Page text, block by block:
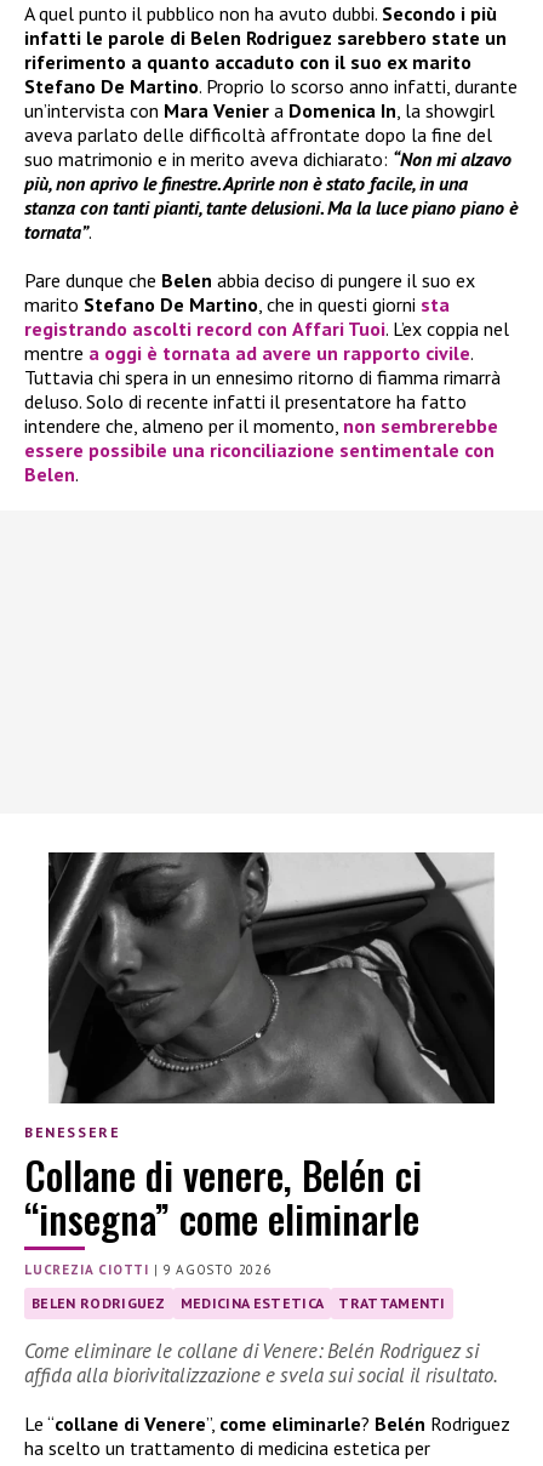
A quel punto il pubblico non ha avuto dubbi. Secondo i più
infatti le parole di Belen Rodriguez sarebbero state un
riferimento a quanto accaduto con il suo ex marito
Stefano De Martino. Proprio lo scorso anno infatti, durante
un’intervista con Mara Venier a Domenica In, la showgirl
aveva parlato delle difficoltà affrontate dopo la fine del
suo matrimonio e in merito aveva dichiarato: “Non mi alzavo
più, non aprivo le finestre. Aprirle non è stato facile, in una
stanza con tanti pianti, tante delusioni. Ma la luce piano piano è
tornata”.
Pare dunque che Belen abbia deciso di pungere il suo ex
marito Stefano De Martino, che in questi giorni sta
registrando ascolti record con Affari Tuoi. L’ex coppia nel
mentre a oggi è tornata ad avere un rapporto civile.
Tuttavia chi spera in un ennesimo ritorno di fiamma rimarrà
deluso. Solo di recente infatti il presentatore ha fatto
intendere che, almeno per il momento, non sembrerebbe
essere possibile una riconciliazione sentimentale con
Belen.
BENESSERE
Collane di venere, Belén ci
“insegna” come eliminarle
LUCREZIA CIOTTI | 9 AGOSTO 2026
BELEN RODRIGUEZ MEDICINA ESTETICA TRATTAMENTI
Come eliminare le collane di Venere: Belén Rodriguez si
affida alla biorivitalizzazione e svela sui social il risultato.
Le “collane di Venere”, come eliminarle? Belén Rodriguez
ha scelto un trattamento di medicina estetica per